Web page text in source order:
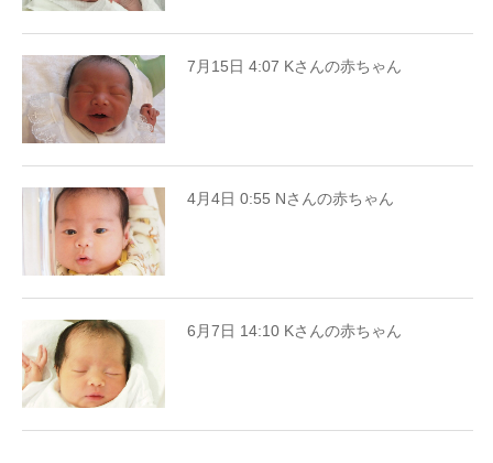
7月15日 4:07 Kさんの赤ちゃん
4月4日 0:55 Nさんの赤ちゃん
6月7日 14:10 Kさんの赤ちゃん